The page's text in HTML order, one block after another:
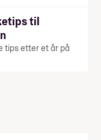
til
tips etter et år på